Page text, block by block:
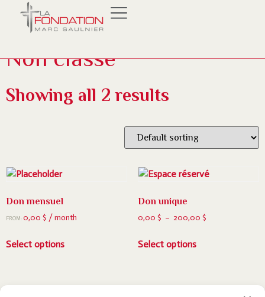
Home/ Non classé
Non classé
Showing all 2 results
Don mensuel
FROM:0,00 $ / month
Select options
Don unique
0,00 $ – 200,00 $
Select options